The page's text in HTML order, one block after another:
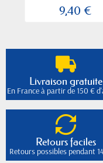
9,40 €
Livraison gratuite
En France à partir de 150 €
Retours faciles
Retours possibles pendant